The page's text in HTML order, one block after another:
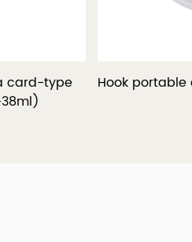
spray bottle
Card-